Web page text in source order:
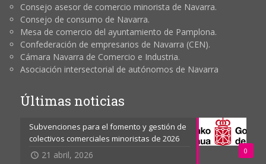
Consejo asesor de comercio minorista de Navarra.
Consejo de consumo de Navarra.
Mesa de comercio del ayuntamiento de Pamplona.
Confederación de empresarios de Navarra (CEN).
Cámara Navarra de Comercio e Industria.
Asociación intersectorial de autónomos de Navarra
Últimas noticias
0
Subvenciones para el fomento y gestión de
colectivos comerciales minoristas de 2026
21 abril, 2026